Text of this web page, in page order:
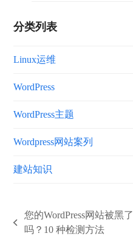
分类列表
Linux运维
WordPress
WordPress主题
Wordpress网站案列
建站知识
上
您的WordPress网站被黑了
吗？10 种检测方法